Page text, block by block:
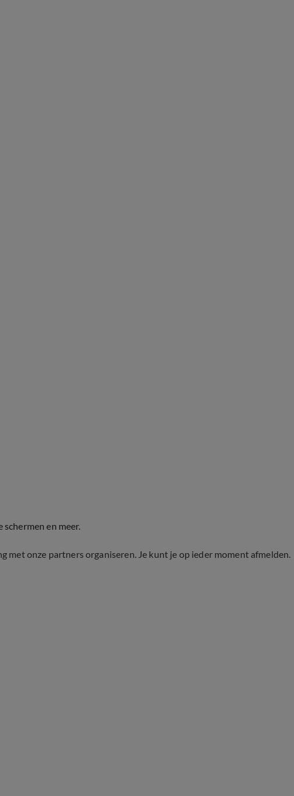
en meer.
onze partners organiseren. Je kunt je op ieder moment afmelden.